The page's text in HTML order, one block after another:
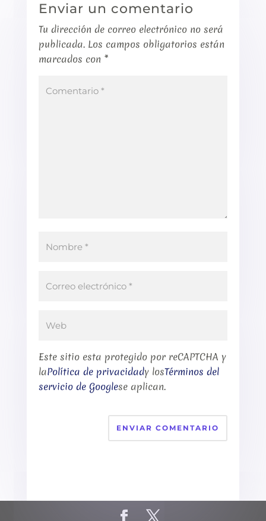
Enviar un comentario
Tu dirección de correo electrónico no será
publicada. Los campos obligatorios están
marcados con *
Este sitio esta protegido por reCAPTCHA y
laPolítica de privacidady losTérminos del
servicio de Googlese aplican.
ENVIAR COMENTARIO